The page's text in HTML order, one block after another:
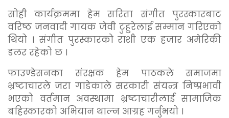
सोही कार्यक्रममा हेम सरिता संगीत पुरस्कारबाट
वरिष्ठ जनवादी गायक जेवी टुहुरेलाई सम्मान गरिएको
थियो । संगीत पुरस्कारको राशी एक हजार अमेरिकी
डलर रहेको छ ।
फाउण्डेसनका संरक्षक हेम पाठकले समाजमा
भ्रष्टाचारले जरा गाडेकाले सरकारी संयन्त्र निष्प्रभावी
भएको वर्तमान अवस्थामा भ्रष्टाचारीलाई सामाजिक
बहिस्कारको अभियान थाल्न आग्रह गर्नुभयो ।